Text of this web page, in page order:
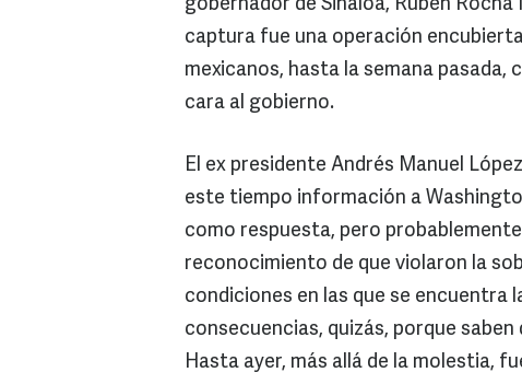
gobernador de Sinaloa, Rubén
captura fue una operación
mexicanos, hasta la semana pasada,
cara al gobierno.
El ex presidente Andrés Manuel
este tiempo información a
como respuesta, pero
reconocimiento de que violaron la
condiciones en las que se encuentra
consecuencias, quizás, porque
Hasta ayer, más allá de la molestia,